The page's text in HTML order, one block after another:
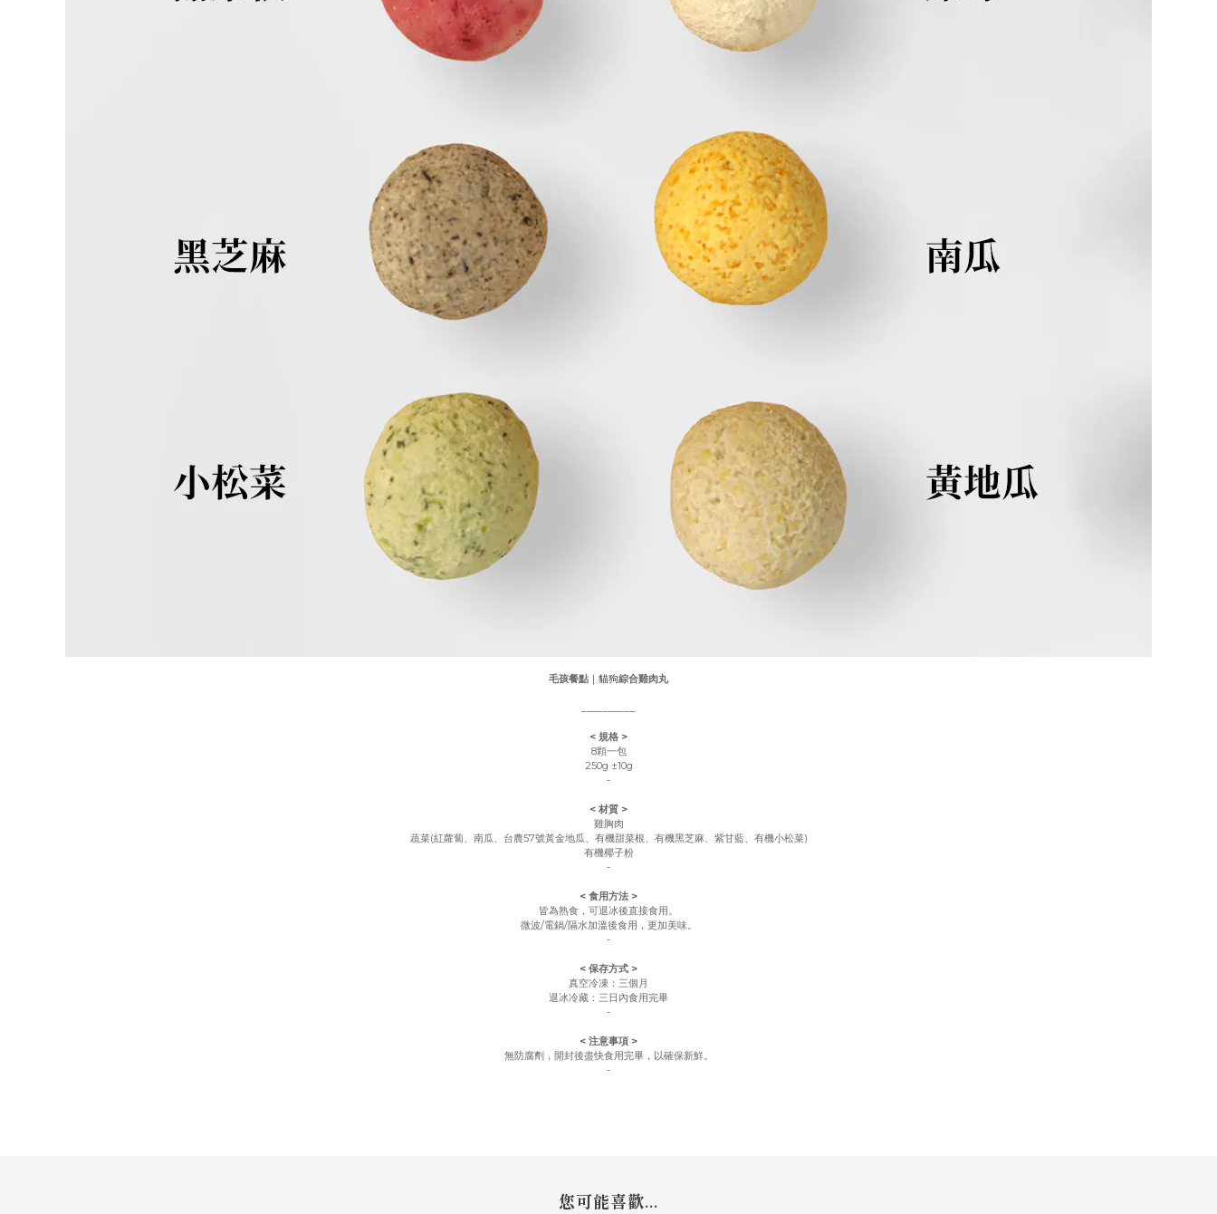
毛孩餐點 ｜貓狗綜合雞肉丸
< 規格 >
8顆一包
250g ±10g
-
< 材質 >
雞胸肉
蔬菜(紅蘿蔔、南瓜、台農57號黃金地瓜、有機甜菜根、有機黑芝麻、紫甘藍、有機小松菜)
有機椰子粉
-
< 食用方法 >
皆為熟食，可退冰後直接食用。
微波/電鍋/隔水加溫後食用，更加美味。
-
< 保存方式 >
真空冷凍：三個月
退冰冷藏：三日內食用完畢
-
< 注意事項 >
無防腐劑，開封後盡快食用完畢，以確保新鮮。
-
您可能喜歡...